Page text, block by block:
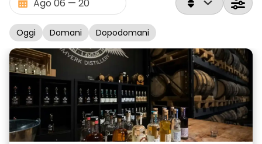
Oggi Domani Dopodomani